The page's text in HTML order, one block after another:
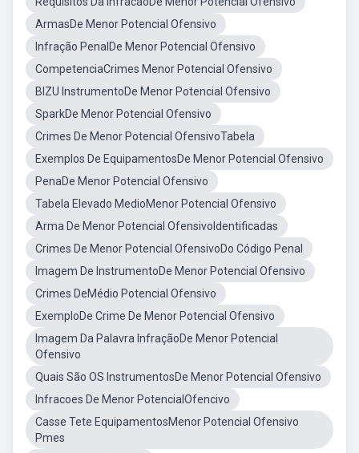
ArmasDe Menor Potencial Ofensivo
Infração PenalDe Menor Potencial Ofensivo
CompetenciaCrimes Menor Potencial Ofensivo
BIZU InstrumentoDe Menor Potencial Ofensivo
SparkDe Menor Potencial Ofensivo
Crimes De Menor Potencial OfensivoTabela
Exemplos De EquipamentosDe Menor Potencial Ofensivo
PenaDe Menor Potencial Ofensivo
Tabela Elevado MedioMenor Potencial Ofensivo
Arma De Menor Potencial OfensivoIdentificadas
Crimes De Menor Potencial OfensivoDo Código Penal
Imagem De InstrumentoDe Menor Potencial Ofensivo
Crimes DeMédio Potencial Ofensivo
ExemploDe Crime De Menor Potencial Ofensivo
Imagem Da Palavra InfraçãoDe Menor Potencial
Ofensivo
Quais São OS InstrumentosDe Menor Potencial Ofensivo
Infracoes De Menor PotencialOfencivo
Casse Tete EquipamentosMenor Potencial Ofensivo
Pmes